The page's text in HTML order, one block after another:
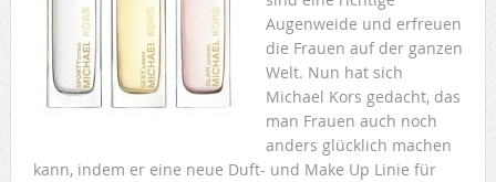
Augenweide und erfreuen
die Frauen auf der ganzen
Welt. Nun hat sich
Michael Kors gedacht, das
man Frauen auch noch
anders glücklich machen
kann, indem er eine neue Duft- und Make Up Linie für